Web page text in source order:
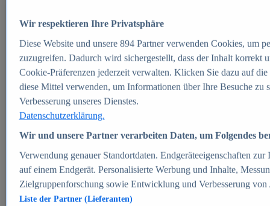
Zum Report
E-commerce
Beliebte Statistiken
Aktuelle Statistiken
E-Commerce - Entwicklung des Umsatzes in
Deutschland 1999-2025
Umsatz von Amazon in Deutschland und weltweit
2010-2025
B2C-E-Commerce: Top-50 Online Shops in
Deutschland 2024
Marktanteile von Online-Zahlungsverfahren in
Deutschland 2024
Umsatzstarke Warengruppen im Online-Handel in
Deutschland 2023-2025
Wir respektieren Ihre Privatsphäre
Diese Website und unsere 894Partner verwenden Cookies, um
zuzugreifen. Dadurch wird sichergestellt, dass der Inhalt korrekt
Cookie-Präferenzen jederzeit verwalten. Klicken Sie dazu auf
diese Mittel verwenden, um Informationen über Ihre Besuche
Verbesserung unseres Dienstes.
Datenschutzerklärung.
Wir und unsere Partner verarbeiten Daten, um Folgendes
Verwendung genauer Standortdaten. Endgeräteeigenschaften
auf einem Endgerät. Personalisierte Werbung und Inhalte,
Zielgruppenforschung sowie Entwicklung und Verbesserung von
Liste der Partner (Lieferanten)